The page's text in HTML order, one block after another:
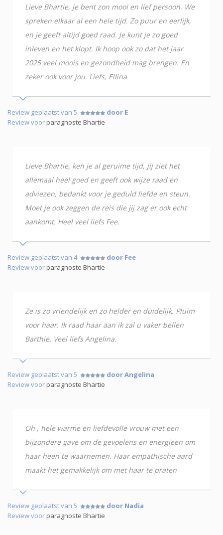
Lieve Bhartie, je bent zon mooi en lief persoon. We
spreken elkaar al een hele tijd. Zo puur en eerlijk,
en je geeft altijd goed raad. Je kunt je zo goed
inleven en het klopt. Ik hoop ook zo dat het jaar
2025 veel moois en gezondheid mag brengen. En
zeker ook voor jou. Liefs, Ellina
Review geplaatst van 5
door E
Review voorparagnoste Bhartie
Lieve Bhartie, ken je al geruime tijd, jij ziet het
allemaal heel goed en geeft ook wijze raad en
adviezen, bedankt voor je geduld liefde en steun.
Moet je ook zeggen de reis die jij zag er ook echt
aankomt. Heel veel liefs Fee.
Review geplaatst van 4
door Fee
Review voorparagnoste Bhartie
Ze is zo vriendelijk en zo helder en duidelijk. Pluim
voor haar. Ik raad haar aan ik zal u vaker bellen
Barthie. Veel liefs Angelina.
Review geplaatst van 5
door Angelina
Review voorparagnoste Bhartie
Oh , hele warme en liefdevolle vrouw met een
bijzondere gave om de gevoelens en energieën om
haar heen te waarnemen. Haar empathische aard
maakt het gemakkelijk om met haar te praten
Review geplaatst van 5
door Nadia
Review voorparagnoste Bhartie